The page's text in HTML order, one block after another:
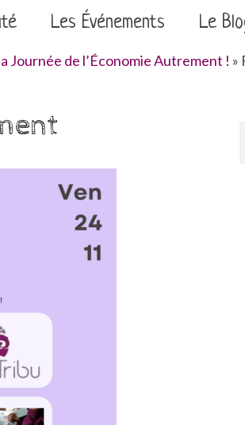
Les Événements Le
Journée de l’Économie Autrement ! »